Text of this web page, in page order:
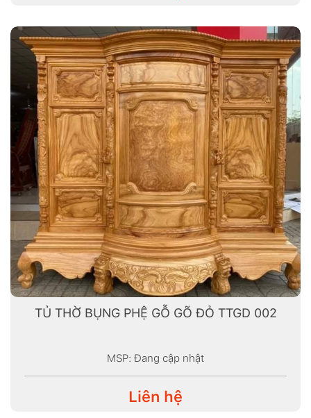
TỦ THỜ BỤNG PHỆ GỖ GÕ ĐỎ TTGD 002
MSP: Đang cập nhật
Liên hệ